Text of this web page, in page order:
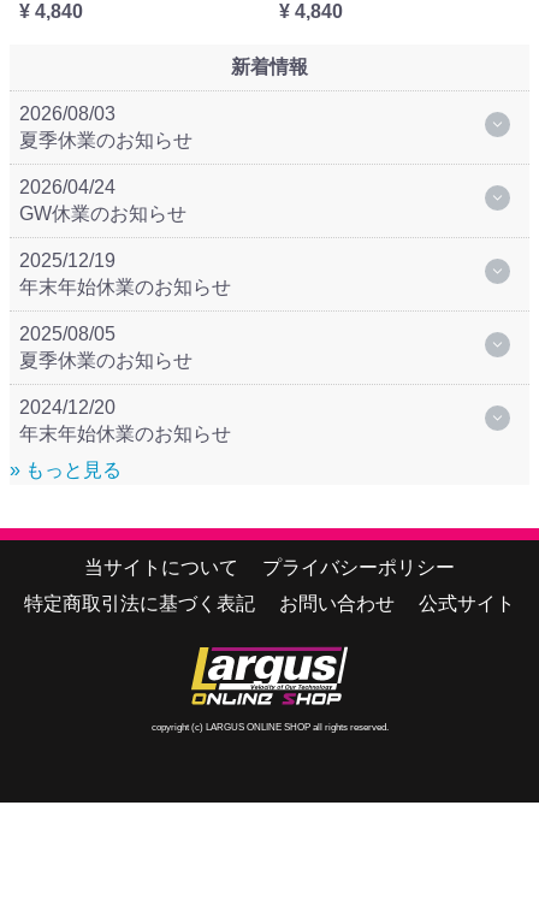
¥ 4,840
¥ 4,840
新着情報
2026/08/03
夏季休業のお知らせ
2026/04/24
GW休業のお知らせ
2025/12/19
年末年始休業のお知らせ
2025/08/05
夏季休業のお知らせ
2024/12/20
年末年始休業のお知らせ
» もっと見る
当サイトについて
プライバシーポリシー
特定商取引法に基づく表記
お問い合わせ 公式サイト
copyright (c) LARGUS ONLINE SHOP all rights reserved.